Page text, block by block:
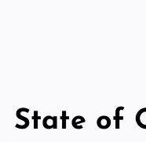
State of